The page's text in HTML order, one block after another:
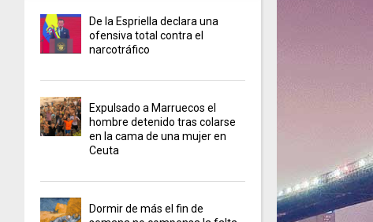
De la Espriella declara una
ofensiva total contra el
narcotráfico
Expulsado a Marruecos el
hombre detenido tras colarse
en la cama de una mujer en
Ceuta
Dormir de más el fin de